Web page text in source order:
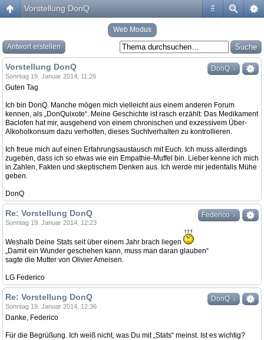
#
Vorstellung DonQ
Web Modus
Antwort erstellen
DonQ ↓
Vorstellung DonQ
Sonntag 19. Januar 2014, 11:26
Guten Tag
Ich bin DonQ. Manche mögen mich vielleicht aus einem anderen Forum
kennen, als „DonQuixote“. Meine Geschichte ist rasch erzählt: Das Medikament
Baclofen hat mir, ausgehend von einem chronischen und exzessivem Über-
Alkoholkonsum dazu verholfen, dieses Suchtverhalten zu kontrollieren.
Ich freue mich auf einen Erfahrungsaustausch mit Euch. Ich muss allerdings
zugeben, dass ich so etwas wie ein Empathie-Muffel bin. Lieber kenne ich mich
in Zahlen, Fakten und skeptischem Denken aus. Ich werde mir jedenfalls Mühe
geben.
DonQ
Federico ↓
Re: Vorstellung DonQ
Sonntag 19. Januar 2014, 12:23
Weshalb Deine Stats seit über einem Jahr brach liegen
„Damit ein Wunder geschehen kann, muss man daran glauben“
sagte die Mutter von Olivier Ameisen.
LG Federico
DonQ ↓
Re: Vorstellung DonQ
Sonntag 19. Januar 2014, 12:36
Danke, Federico
Für die Begrüßung. Ich weiß nicht, was Du mit „Stats“ meinst. Ist es wichtig?